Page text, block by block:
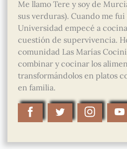
Me llamo Tere y soy de
sus verduras). Cuando me fui
Universidad empecé a
cuestión de supervivencia.
comunidad Las Marías
combinar y cocinar los
transformándolos en platos
en familia.